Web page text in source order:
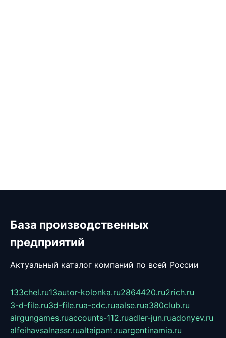
База производственных
предприятий
Актуальный каталог компаний по всей России
133chel.ru13autor-kolonka.ru2864420.ru2rich.ru
3-d-file.ru3d-file.rua-cdc.ruaalse.rua380club.ru
airgungames.ruaccounts-112.ruadler-jun.ruadonyev.ru
alfeihavsalnassr.rualtaipant.ruargentinamia.ru